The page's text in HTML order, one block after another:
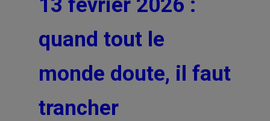
13 février 2026 :
quand tout le
monde doute, il faut
trancher